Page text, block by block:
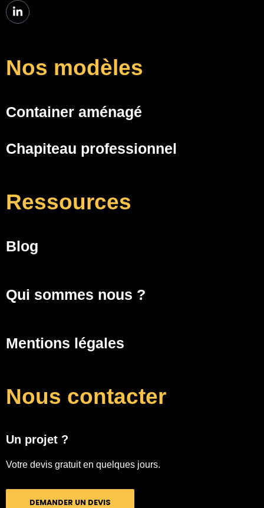
Nos modèles
Container aménagé
Chapiteau professionnel
Ressources
Blog
Qui sommes nous ?
Mentions légales
Nous contacter
Un projet ?
Votre devis gratuit en quelques jours.
DEMANDER UN DEVIS